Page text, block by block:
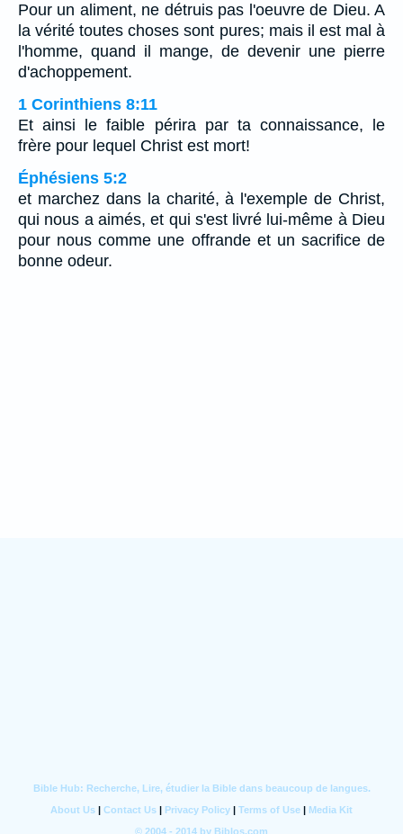
Pour un aliment, ne détruis pas l'oeuvre de Dieu. A
la vérité toutes choses sont pures; mais il est mal à
l'homme, quand il mange, de devenir une pierre
d'achoppement.
1 Corinthiens 8:11
Et ainsi le faible périra par ta connaissance, le
frère pour lequel Christ est mort!
Éphésiens 5:2
et marchez dans la charité, à l'exemple de Christ,
qui nous a aimés, et qui s'est livré lui-même à Dieu
pour nous comme une offrande et un sacrifice de
bonne odeur.